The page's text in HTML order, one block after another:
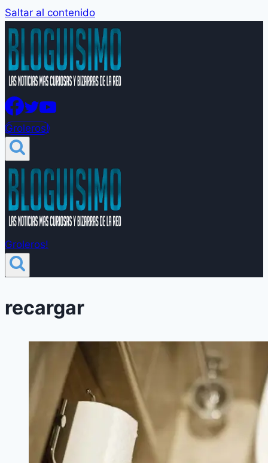
Saltar al contenido
Groleros!
Groleros!
recargar